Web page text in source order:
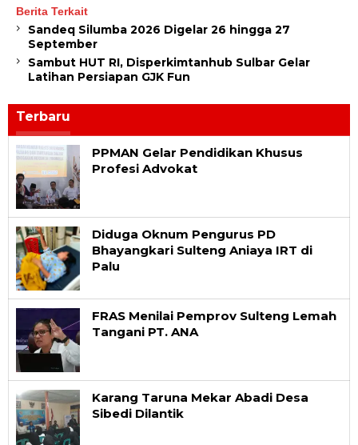
Berita Terkait
Sandeq Silumba 2026 Digelar 26 hingga 27
September
Sambut HUT RI, Disperkimtanhub Sulbar Gelar
Latihan Persiapan GJK Fun
Terbaru
Celebesta
PPMAN Gelar Pendidikan Khusus
Profesi Advokat
Diduga Oknum Pengurus PD
Bhayangkari Sulteng Aniaya IRT di
Palu
FRAS Menilai Pemprov Sulteng Lemah
Tangani PT. ANA
Karang Taruna Mekar Abadi Desa
Sibedi Dilantik